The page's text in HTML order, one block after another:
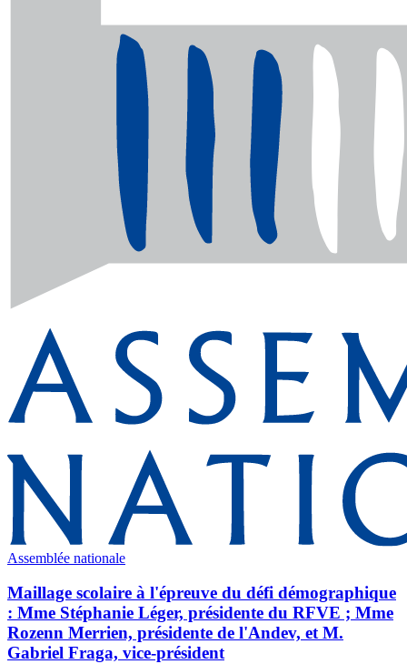
Assemblée nationale
Maillage scolaire à l'épreuve du défi démographique
: Mme Stéphanie Léger, présidente du RFVE ; Mme
Rozenn Merrien, présidente de l'Andev, et M.
Gabriel Fraga, vice-président